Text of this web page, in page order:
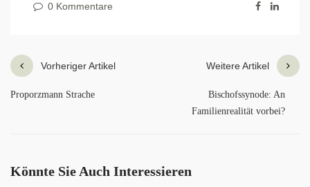
0 Kommentare
Vorheriger Artikel
Proporzmann Strache
Weitere Artikel
Bischofssynode: An
Familienrealität vorbei?
Könnte Sie Auch Interessieren